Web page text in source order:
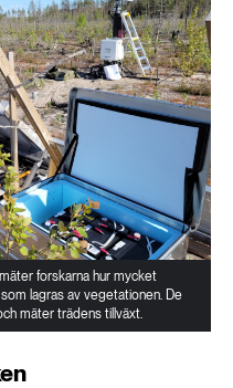
forskarna hur mycket
lagras av vegetationen. De
mäter trädens tillväxt.